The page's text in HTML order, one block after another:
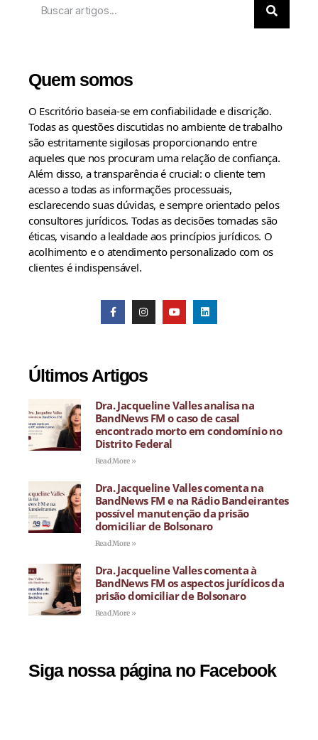
Quem somos
O Escritório baseia-se em confiabilidade e discrição.
Todas as questões discutidas no ambiente de trabalho
são estritamente sigilosas proporcionando entre
aqueles que nos procuram uma relação de confiança.
Além disso, a transparência é crucial: o cliente tem
acesso a todas as informações processuais,
esclarecendo suas dúvidas, e sempre orientado pelos
consultores jurídicos. Todas as decisões tomadas são
éticas, visando a lealdade aos princípios jurídicos. O
acolhimento e o atendimento personalizado com os
clientes é indispensável.
Últimos Artigos
Dra. Jacqueline Valles analisa na
BandNews FM o caso de casal
encontrado morto em condomínio no
Distrito Federal
Read More »
Dra. Jacqueline Valles comenta na
BandNews FM e na Rádio Bandeirantes
possível manutenção da prisão
domiciliar de Bolsonaro
Read More »
Dra. Jacqueline Valles comenta à
BandNews FM os aspectos jurídicos da
prisão domiciliar de Bolsonaro
Read More »
Siga nossa página no Facebook